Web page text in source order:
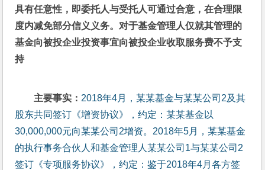
具有任意性，即委托人与受托人可通过合意，在合理限
度内减免部分信义义务。对于基金管理人仅就其管理的
基金向被投企业投资事宜向被投企业收取服务费不予支
持
主要事实： 2018年4月，某某基金与某某公司2及其
股东共同签订《增资协议》，约定：某某基金以
30,000,000元向某某公司2增资。2018年5月，某某基金
的执行事务合伙人和基金管理人某某公司1与某某公司2
签订《专项服务协议》，约定：鉴于2018年4月各方签